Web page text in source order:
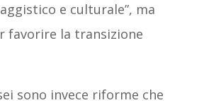
e culturale”, ma
favorire la transizione
sono invece riforme che